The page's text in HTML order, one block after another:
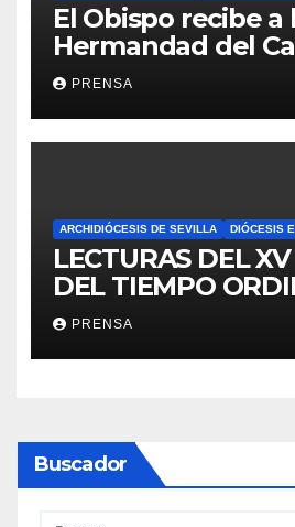
El Obispo recibe a
Hermandad del
PRENSA
ARCHIDIÓCESIS DE SEVILLA DIÓCESIS
LECTURAS DEL
DEL TIEMPO
PRENSA
Buscador